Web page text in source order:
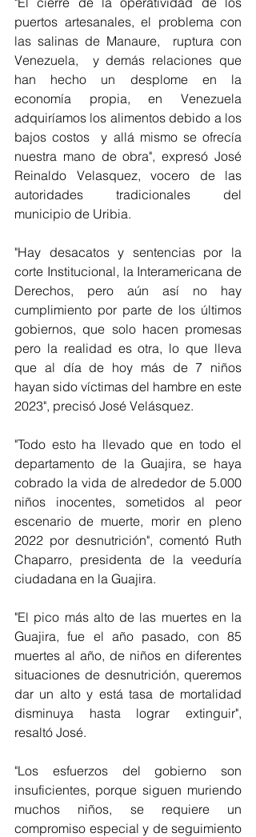
puertos artesanales, el problema con
las salinas de Manaure,  ruptura con
Venezuela,  y demás relaciones que
han hecho un desplome en la
economía propia, en Venezuela
adquiríamos los alimentos debido a los
bajos costos  y allá mismo se ofrecía
nuestra mano de obra", expresó José
Reinaldo Velasquez, vocero de las
autoridades tradicionales del
municipio de Uribia.
"Hay desacatos y sentencias por la
corte Institucional, la Interamericana de
Derechos, pero aún así no hay
cumplimiento por parte de los últimos
gobiernos, que solo hacen promesas
pero la realidad es otra, lo que lleva
que al día de hoy más de 7 niños
hayan sido víctimas del hambre en este
2023", precisó José Velásquez.
"Todo esto ha llevado que en todo el
departamento de la Guajira, se haya
cobrado la vida de alrededor de 5.000
niños inocentes, sometidos al peor
escenario de muerte, morir en pleno
2022 por desnutrición", comentó Ruth
Chaparro, presidenta de la veeduría
ciudadana en la Guajira.
"El pico más alto de las muertes en la
Guajira, fue el año pasado, con 85
muertes al año, de niños en diferentes
situaciones de desnutrición, queremos
dar un alto y está tasa de mortalidad
disminuya hasta lograr extinguir",
resaltó José.
"Los esfuerzos del gobierno son
insuficientes, porque siguen muriendo
muchos niños, se requiere un
compromiso especial y de seguimiento